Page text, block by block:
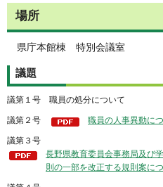
場所
県庁本館棟 特別会議室
議題
議第１号 職員の処分について
議第２号 職員の人事異動に
議第３号
長野県教育委員会事務局及び
則の一部を改正する規則案に